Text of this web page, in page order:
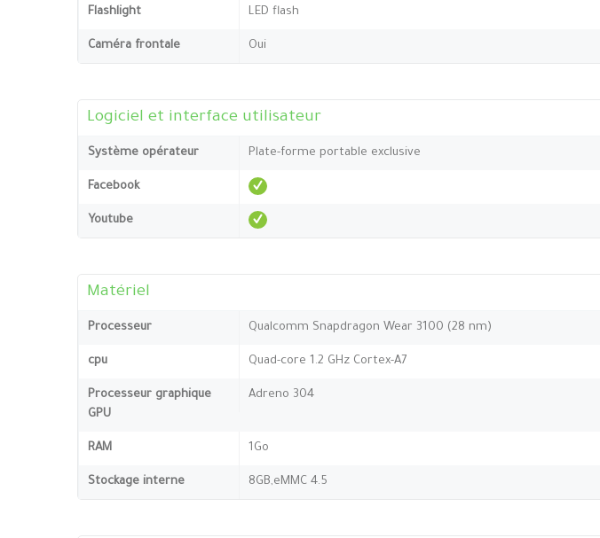
Flashlight LED flash
Caméra frontale Oui
Logiciel et interface utilisateur
Système opérateur Plate-forme portable exclusive
Facebook
Youtube
Matériel
Processeur Qualcomm Snapdragon Wear 3100 (28 nm)
cpu Quad-core 1.2 GHz Cortex-A7
Processeur graphique
GPU
Adreno 304
RAM 1Go
Stockage interne 8GB,eMMC 4.5